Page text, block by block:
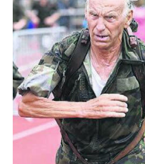
E-
Paper
Newsletter
App